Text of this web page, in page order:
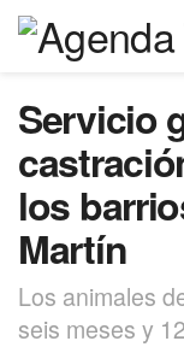
Servicio
los
Martín
Los animales
seis meses y